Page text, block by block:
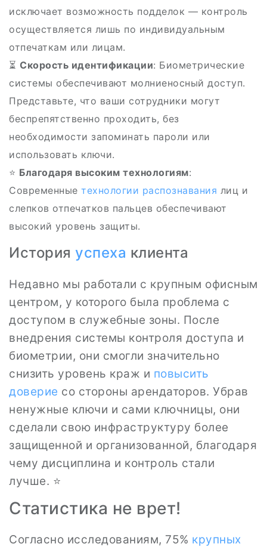
исключает возможность подделок — контроль
осуществляется лишь по индивидуальным
отпечаткам или лицам.
⏳ Скорость идентификации: Биометрические
системы обеспечивают молниеносный доступ.
Представьте, что ваши сотрудники могут
беспрепятственно проходить, без
необходимости запоминать пароли или
использовать ключи.
⭐ Благодаря высоким технологиям:
Современные технологии распознавания лиц и
слепков отпечатков пальцев обеспечивают
высокий уровень защиты.
История успеха клиента
Недавно мы работали с крупным офисным
центром, у которого была проблема с
доступом в служебные зоны. После
внедрения системы контроля доступа и
биометрии, они смогли значительно
снизить уровень краж и повысить
доверие со стороны арендаторов. Убрав
ненужные ключи и сами ключницы, они
сделали свою инфраструктуру более
защищенной и организованной, благодаря
чему дисциплина и контроль стали
лучше. ⭐
Статистика не врет!
Согласно исследованиям, 75% крупных